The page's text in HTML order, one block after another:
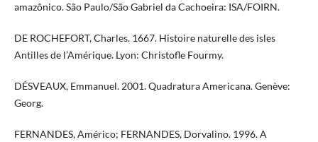
amazônico. São Paulo/São Gabriel da Cachoeira: ISA/FOIRN.
DE ROCHEFORT, Charles. 1667. Histoire naturelle des isles
Antilles de l’Amérique. Lyon: Christofle Fourmy.
DÉSVEAUX, Emmanuel. 2001. Quadratura Americana. Genève:
Georg.
FERNANDES, Américo; FERNANDES, Dorvalino. 1996. A